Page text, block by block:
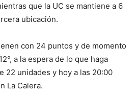
que la UC se mantiene a 6
ubicación.
con 24 puntos y de momento
a la espera de lo que haga
22 unidades y hoy a las 20:00
La Calera.